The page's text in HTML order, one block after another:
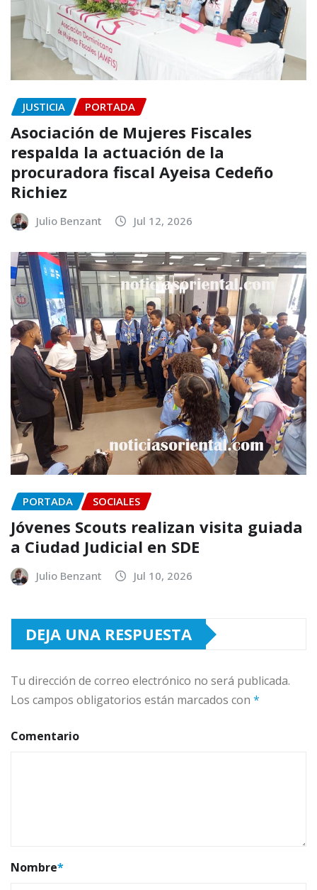
JUSTICIA PORTADA
Asociación de Mujeres Fiscales
respalda la actuación de la
procuradora fiscal Ayeisa Cedeño
Richiez
Julio Benzant Jul 12, 2026
PORTADA SOCIALES
Jóvenes Scouts realizan visita guiada
a Ciudad Judicial en SDE
Julio Benzant Jul 10, 2026
DEJA UNA RESPUESTA
Tu dirección de correo electrónico no será publicada.
Los campos obligatorios están marcados con *
Comentario
Nombre*